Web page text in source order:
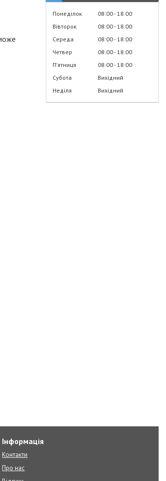
Понеділок 08:00 18:00
Вівторок
08:00 18:00
Середа
08:00 18:00
Четвер
08:00 18:00
Пʼятниця
08:00 18:00
Субота
Вихідний
Неділя
Вихідний
Інформація
Контакти
Про нас